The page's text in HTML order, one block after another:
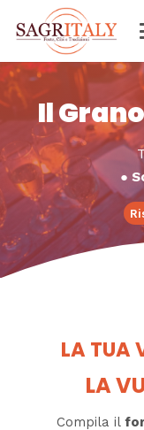
Il
●
LA TUA
LA
Compila il